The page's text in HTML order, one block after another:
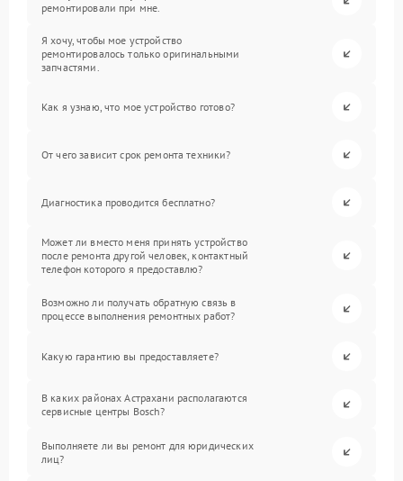
ремонтировали при мне.
Я хочу, чтобы мое устройство
ремонтировалось только оригинальными
запчастями.
Как я узнаю, что мое устройство готово?
От чего зависит срок ремонта техники?
Диагностика проводится бесплатно?
Может ли вместо меня принять устройство
после ремонта другой человек, контактный
телефон которого я предоставлю?
Возможно ли получать обратную связь в
процессе выполнения ремонтных работ?
Какую гарантию вы предоставляете?
В каких районах Астрахани располагаются
сервисные центры Bosch?
Выполняете ли вы ремонт для юридических
лиц?